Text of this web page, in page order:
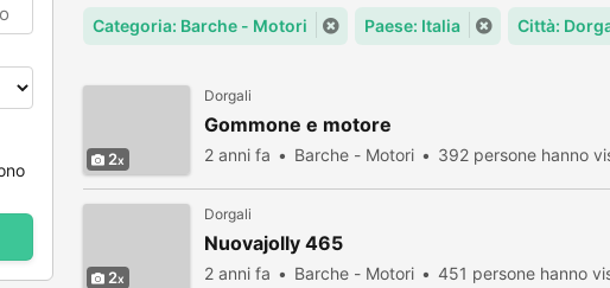
Categoria: Barche - Motori Paese: Italia Città:
2
Dorgali
Gommone e motore
2 anni fa Barche - Motori 392 persone hanno
2
Dorgali
Nuovajolly 465
2 anni fa Barche - Motori 451 persone hanno